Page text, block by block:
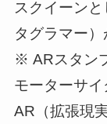
スクイーン
タグラマー）
※ ARスタン
モーターサ
AR（拡張現